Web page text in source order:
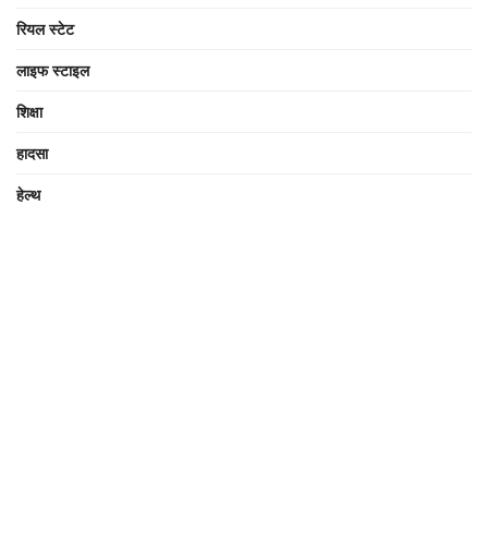
रियल स्टेट
लाइफ स्टाइल
शिक्षा
हादसा
हेल्थ